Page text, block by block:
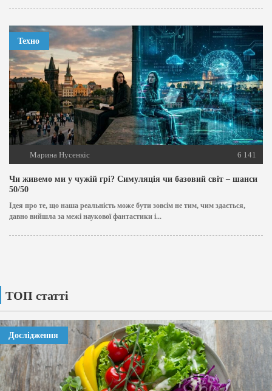
Техно
Марина Нусенкіс 6 141
Чи живемо ми у чужій грі? Симуляція чи базовий світ – шанси
50/50
Ідея про те, що наша реальність може бути зовсім не тим, чим здається,
давно вийшла за межі наукової фантастики і...
ТОП статті
Дослідження